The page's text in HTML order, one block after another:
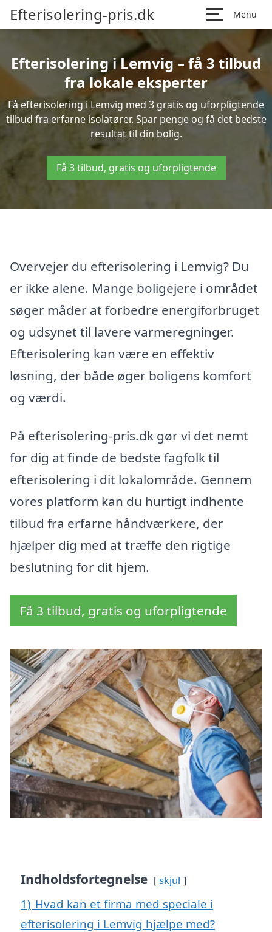
Efterisolering-pris.dk Menu
Efterisolering i Lemvig – få 3 tilbud
fra lokale eksperter
Få efterisolering i Lemvig med 3 gratis og uforpligtende
tilbud fra erfarne isolatører. Spar penge og få det bedste
resultat til din bolig.
Få 3 tilbud, gratis og uforpligtende
Overvejer du efterisolering i Lemvig? Du
er ikke alene. Mange boligejere i området
søger måder at forbedre energiforbruget
og udsynet til lavere varmeregninger.
Efterisolering kan være en effektiv
løsning, der både øger boligens komfort
og værdi.
På efterisolering-pris.dk gør vi det nemt
for dig at finde de bedste fagfolk til
efterisolering i dit lokalområde. Gennem
vores platform kan du hurtigt indhente
tilbud fra erfarne håndværkere, der
hjælper dig med at træffe den rigtige
beslutning for dit hjem.
Få 3 tilbud, gratis og uforpligtende
Indholdsfortegnelse skjul
1) Hvad kan et firma med speciale i
efterisolering i Lemvig hjælpe med?